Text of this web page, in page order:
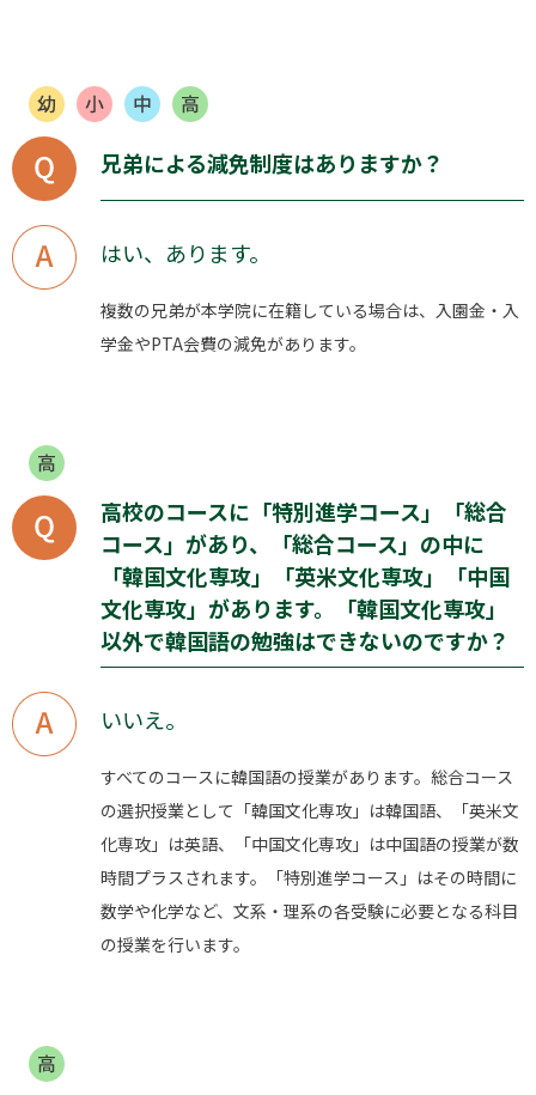
兄弟による減免制度はありますか？
はい、あります。
複数の兄弟が本学院に在籍している場合は、入園金・入
学金やPTA会費の減免があります。
高校のコースに「特別進学コース」「総合
コース」があり、「総合コース」の中に
「韓国文化専攻」「英米文化専攻」「中国
文化専攻」があります。「韓国文化専攻」
以外で韓国語の勉強はできないのですか？
いいえ。
すべてのコースに韓国語の授業があります。総合コース
の選択授業として「韓国文化専攻」は韓国語、「英米文
化専攻」は英語、「中国文化専攻」は中国語の授業が数
時間プラスされます。「特別進学コース」はその時間に
数学や化学など、文系・理系の各受験に必要となる科目
の授業を行います。